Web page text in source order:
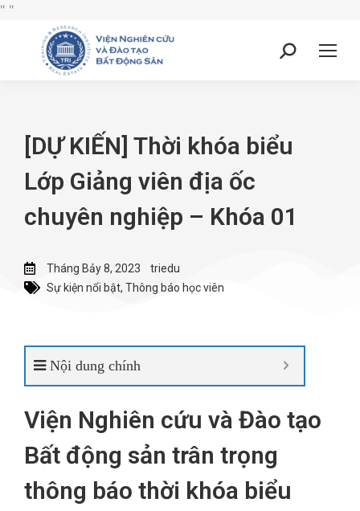
" "
[DỰ KIẾN] Thời khóa biểu
Lớp Giảng viên địa ốc
chuyên nghiệp – Khóa 01
Tháng Bảy 8, 2023
triedu
Sự kiện nổi bật, Thông báo học viên
Nội dung chính
Viện Nghiên cứu và Đào tạo
Bất động sản trân trọng
thông báo thời khóa biểu